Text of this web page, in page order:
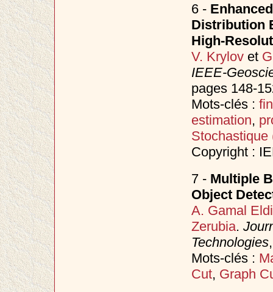
6 -
Distribution
High-
V. Krylovet
IEEE-
pages 148-
Mots-clés :
estimation,
Stochastique
Copyright :
7 - Multiple
Object
A. Gamal
Zerubia.
Technologies
Mots-clés :
Cut, Graph